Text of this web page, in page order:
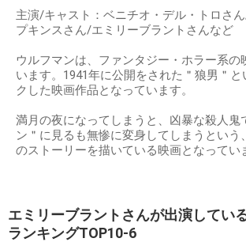
主演/キャスト：ベニチオ・デル・トロさ
プキンスさん/エミリーブラントさんなど
ウルフマンは、ファンタジー・ホラー系の
います。1941年に公開をされた＂狼男＂と
クした映画作品となっています。
満月の夜になってしまうと、凶暴な殺人鬼
ン＂に見るも無惨に変身してしまうという
のストーリーを描いている映画となってい
エミリーブラントさんが出演してい
ランキングTOP10-6